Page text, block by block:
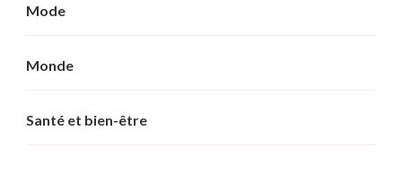
Mode
Monde
Santé et bien-être